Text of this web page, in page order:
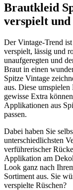
Brautkleid
verspielt
Der Vintage-Trend
verspielt, lässig und
unaufgeregten und
Braut in einen
Spitze Vintage
aus. Diese umspielen
gewisse Extra
Applikationen aus
passen.
Dabei haben Sie
unterschiedlichsten
verführerischer
Applikation am
Look ganz nach
Sortiment aus. Sie
verspielte Rüschen?